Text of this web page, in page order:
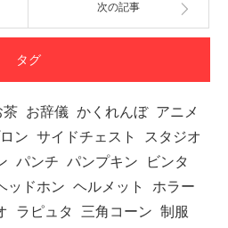
次の記事
タグ
茶 お辞儀 かくれんぼ アニメ
ン サイドチェスト
スタジオ
パンチ パンプキン
ビンタ
ッドホン ヘルメット
ホラー
ラピュタ 三角コーン 制服